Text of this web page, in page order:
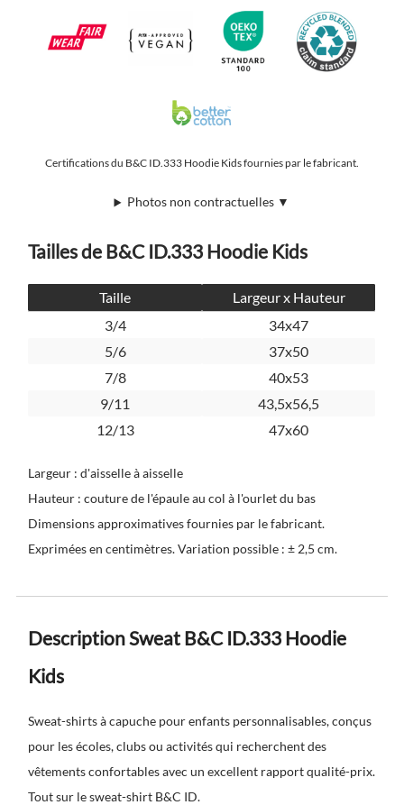
Certifications du B&C ID.333 Hoodie Kids fournies par le fabricant.
Photos non contractuelles ▼
Tailles de B&C ID.333 Hoodie Kids
Taille
Largeur x Hauteur
3/4
34x47
5/6
37x50
7/8
40x53
9/11
43,5x56,5
12/13
47x60
Largeur : d'aisselle à aisselle
Hauteur : couture de l'épaule au col à l'ourlet du bas
Dimensions approximatives fournies par le fabricant.
Exprimées en centimètres. Variation possible : ± 2,5 cm.
Description Sweat B&C ID.333 Hoodie
Kids
Sweat-shirts à capuche pour enfants personnalisables, conçus
pour les écoles, clubs ou activités qui recherchent des
vêtements confortables avec un excellent rapport qualité-prix.
Tout sur le sweat-shirt B&C ID.